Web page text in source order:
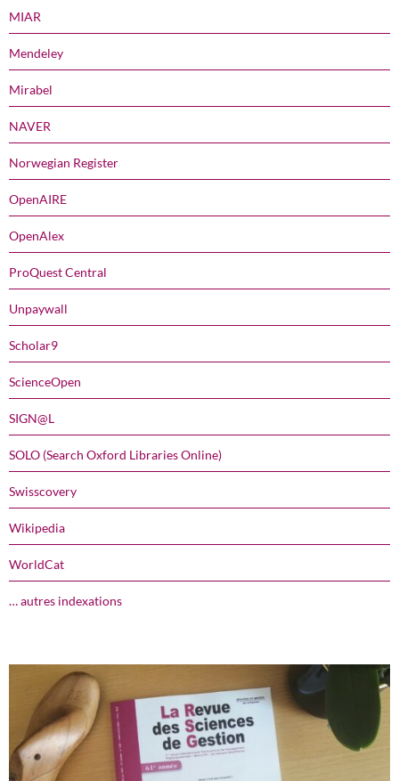
MIAR
Mendeley
Mirabel
NAVER
Norwegian Register
OpenAIRE
OpenAlex
ProQuest Central
Unpaywall
Scholar9
ScienceOpen
SIGN@L
SOLO (Search Oxford Libraries Online)
Swisscovery
Wikipedia
WorldCat
… autres indexations